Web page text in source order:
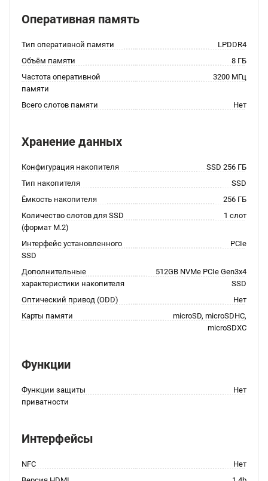
Оперативная память
Тип оперативной памяти
LPDDR4
Объём памяти
8 ГБ
Частота оперативной
памяти
3200 МГц
Всего слотов памяти Нет
Хранение данных
Конфигурация накопителя
SSD 256 ГБ
Тип накопителя
SSD
Ёмкость накопителя
256 ГБ
Количество слотов для SSD
(формат M.2)
1 слот
Интерфейс установленного
SSD
PCIe
Дополнительные
характеристики накопителя
512GB NVMe PCIe Gen3x4
SSD
Оптический привод (ODD)
Нет
Карты памяти
microSD, microSDHC,
microSDXC
Функции
Функции защиты
приватности
Нет
Интерфейсы
NFC
Нет